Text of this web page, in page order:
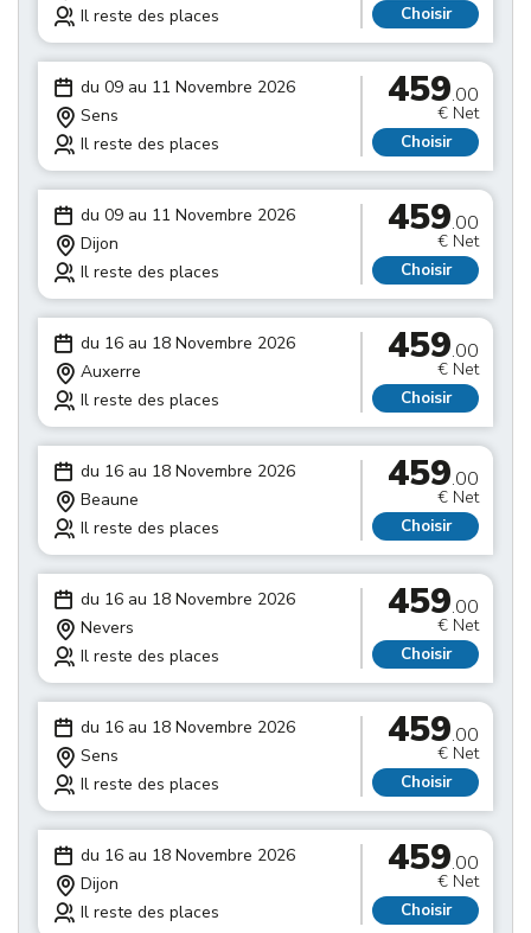
Il reste des places
Choisir
du 09 au 11 Novembre 2026
Sens
Il reste des places
459.00
€ Net
Choisir
du 09 au 11 Novembre 2026
Dijon
Il reste des places
459.00
€ Net
Choisir
du 16 au 18 Novembre 2026
Auxerre
Il reste des places
459.00
€ Net
Choisir
du 16 au 18 Novembre 2026
Beaune
Il reste des places
459.00
€ Net
Choisir
du 16 au 18 Novembre 2026
Nevers
Il reste des places
459.00
€ Net
Choisir
du 16 au 18 Novembre 2026
Sens
Il reste des places
459.00
€ Net
Choisir
du 16 au 18 Novembre 2026
Dijon
Il reste des places
459.00
€ Net
Choisir